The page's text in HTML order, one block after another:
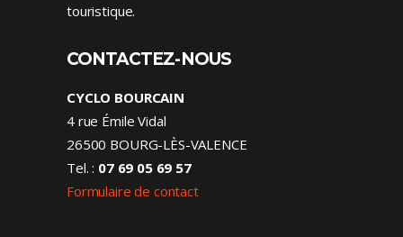
touristique.
CONTACTEZ-NOUS
CYCLO BOURCAIN
4 rue Émile Vidal
26500 BOURG-LÈS-VALENCE
Tel. : 07 69 05 69 57
Formulaire de contact